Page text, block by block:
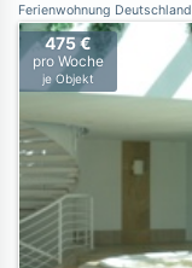
Ferienwohnung Deutschland
475 €
pro Woche
je Objekt